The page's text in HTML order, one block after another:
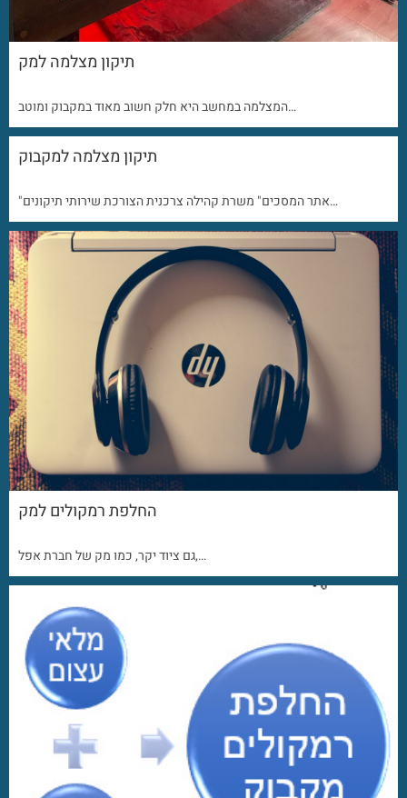
תיקון מצלמה למק
המצלמה במחשב היא חלק חשוב מאוד במקבוק ומוטב…
תיקון מצלמה למקבוק
"אתר המסכים" משרת קהילה צרכנית הצורכת שירותי תיקונים…
החלפת רמקולים למק
גם ציוד יקר, כמו מק של חברת אפל,…